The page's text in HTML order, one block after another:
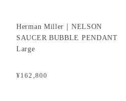
¥162,800
Herman Miller｜NELSON
SAUCER BUBBLE PENDANT
Large